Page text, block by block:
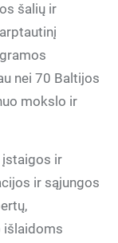
šalių ir
nei 70 Baltijos
mokslo ir
įstaigos ir
ir sąjungos
išlaidoms